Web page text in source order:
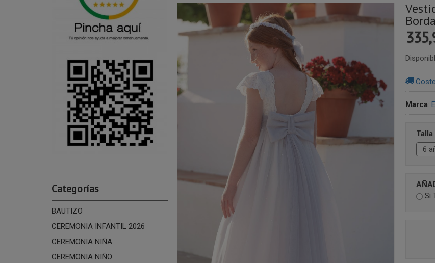
Categorías
BAUTIZO
CEREMONIA INFANTIL 2026
CEREMONIA NIÑA
CEREMONIA NIÑO
Marca:
Talla
Si